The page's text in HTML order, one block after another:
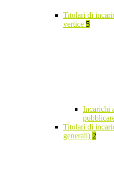
Titolari di
vertice 5
Incarichi
Titolari di
generali) 2